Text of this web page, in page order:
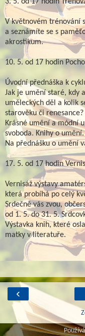
V květnovém trénování
a seznámíte se s
akrostikum.
10. 5. od 17 hodin
Úvodní přednáška k
Jak je umění staré, kdy
uměleckých děl a kolik
starověku či
Krásné umění a módní
svoboda. Knihy o umění.
Na přednášku o umění
17. 5. od 17 hodin
Vernisáž výstavy
která probíhá po celý
Srdečně vás zvou,
od 1. 5. do 31. 5.
Výstavka knih, které
matky v literatuře.
‹